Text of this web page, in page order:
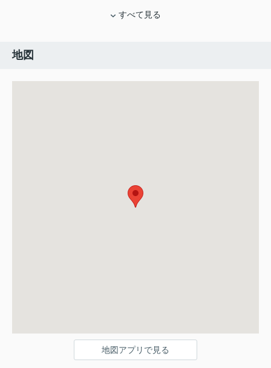
すべて見る
地図
地図アプリで見る